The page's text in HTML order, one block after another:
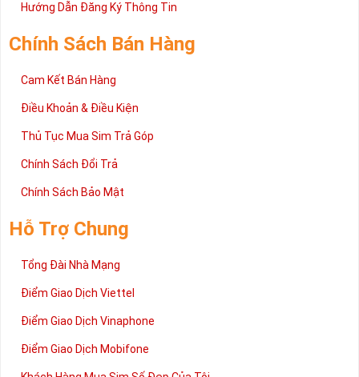
2 đang được rất nhiều khách hàng tin tưởng lựa chọn trên thị
cấp trong bài viết này sẽ giúp bạn hiểu rõ ý nghĩa và các bước đặt
mua sim số tại Sim Tiền Giang nhanh chóng nhất.
Chúc quý khách tìm được chiếc sim Tứ quý 2 như ý!
Hướng Dẫn Đăng Ký Thông Tin
Chính Sách Bán Hàng
Cam Kết Bán Hàng
Điều Khoản & Điều Kiện
Thủ Tục Mua Sim Trả Góp
Chính Sách Đổi Trả
Chính Sách Bảo Mật
Hỗ Trợ Chung
Tổng Đài Nhà Mạng
Điểm Giao Dịch Viettel
Điểm Giao Dịch Vinaphone
Điểm Giao Dịch Mobifone